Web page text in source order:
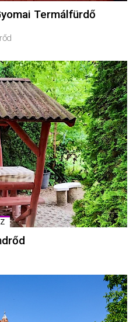
Termálfürdő